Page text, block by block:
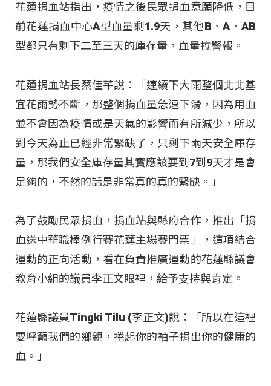
花蓮捐血站指出，疫情之後民眾捐血意願降低，目
前花蓮捐血中心A型血量剩1.9天，其他B、A、AB
型都只有剩下二至三天的庫存量，血量拉警報。
花蓮捐血站長蔡佳芊說：「連續下大雨整個北北基
宜花雨勢不斷，那整個捐血量急速下滑，因為用血
並不會因為疫情或是天氣的影響而有所減少，所以
到今天為止已經非常緊缺了，只剩下兩天安全庫存
量，那我們安全庫存量其實應該要到7到9天才是會
足夠的，不然的話是非常真的真的緊缺。」
為了鼓勵民眾捐血，捐血站與縣府合作，推出「捐
血送中華職棒例行賽花蓮主場賽門票」，這項結合
運動的正向活動，看在負責推廣運動的花蓮縣議會
教育小組的議員李正文眼裡，給予支持與肯定。
花蓮縣議員Tingki Tilu (李正文)說：「所以在這裡
要呼籲我們的鄉親，捲起你的袖子捐出你的健康的
血。」